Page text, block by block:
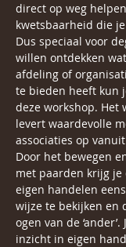
direct op weg
kwetsbaarheid die
Dus speciaal voor
willen ontdekken
afdeling of
te bieden heeft kun
deze workshop. Het
levert waardevolle
associaties op
Door het bewegen
met paarden krijg
eigen handelen
wijze te bekijken en
ogen van de
inzicht in eigen